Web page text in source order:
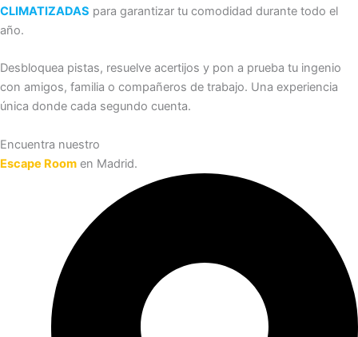
CLIMATIZADAS para garantizar tu comodidad durante todo el
año.
Desbloquea pistas, resuelve acertijos y pon a prueba tu ingenio
con amigos, familia o compañeros de trabajo. Una experiencia
única donde cada segundo cuenta.
Encuentra nuestro
Escape Room en Madrid.